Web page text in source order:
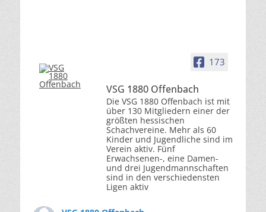
173
VSG 1880 Offenbach
Die VSG 1880 Offenbach ist mit
über 130 Mitgliedern einer der
größten hessischen
Schachvereine. Mehr als 60
Kinder und Jugendliche sind im
Verein aktiv. Fünf
Erwachsenen-, eine Damen-
und drei Jugendmannschaften
sind in den verschiedensten
Ligen aktiv